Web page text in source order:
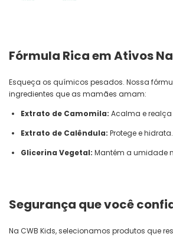
Fórmula Rica em Ativos
Esqueça os químicos pesados. Nossa
ingredientes que as mamães amam:
Extrato de Camomila: Acalma e realça
Extrato de Calêndula: Protege e hidrata.
Glicerina Vegetal: Mantém a umidade
Segurança que você
Na CWB Kids, selecionamos produtos que